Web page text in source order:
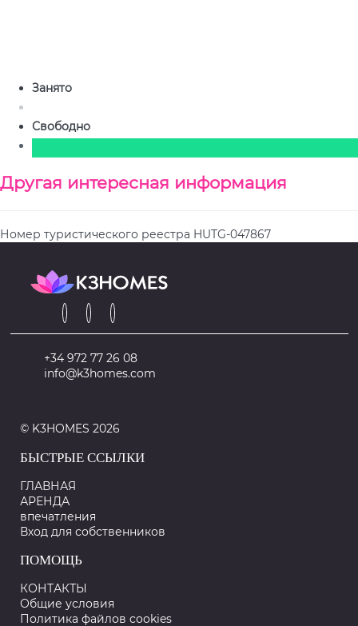
Занято
Свободно
Другая интересная информация
Номер туристического реестра HUTG-047867
+34 972 77 26 08
info@k3homes.com
© K3HOMES 2026
БЫСТРЫЕ ССЫЛКИ
ГЛАВНАЯ
АРЕНДА
впечатления
Вход для собственников
ПОМОЩЬ
КОНТАКТЫ
Общие условия
Политика файлов cookies